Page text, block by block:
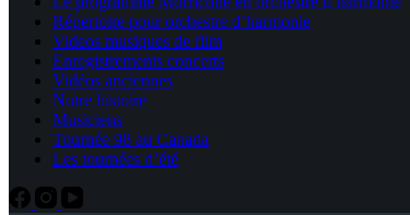
Répertoire pour orchestre d’harmonie
Videos musiques de film
Enregistrements concerts
Vidéos anciennes
Notre histoire
Musiciens
Tournée 98 au Canada
Les tournées d’été